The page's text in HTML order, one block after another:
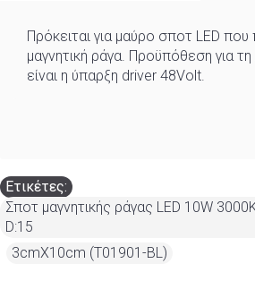
Πρόκειται για μαύρο σποτ LED
μαγνητική ράγα. Προϋπόθεση για τη
είναι η ύπαρξη driver 48Volt.
Ετικέτες:
Σποτ μαγνητικής ράγας LED 10W
D:15
3cmX10cm (T01901-BL)